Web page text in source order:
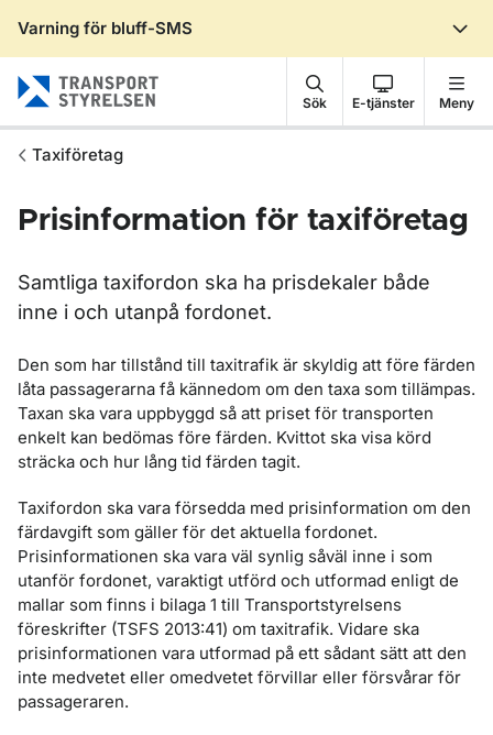
Varning för bluff-SMS
Sök E-tjänster Meny
Taxiföretag
Prisinformation för taxiföretag
Samtliga taxifordon ska ha prisdekaler både
inne i och utanpå fordonet.
Den som har tillstånd till taxitrafik är skyldig att före färden
låta passagerarna få kännedom om den taxa som tillämpas.
Taxan ska vara uppbyggd så att priset för transporten
enkelt kan bedömas före färden. Kvittot ska visa körd
sträcka och hur lång tid färden tagit.
Taxifordon ska vara försedda med prisinformation om den
färdavgift som gäller för det aktuella fordonet.
Prisinformationen ska vara väl synlig såväl inne i som
utanför fordonet, varaktigt utförd och utformad enligt de
mallar som finns i bilaga 1 till Transportstyrelsens
föreskrifter (TSFS 2013:41) om taxitrafik. Vidare ska
prisinformationen vara utformad på ett sådant sätt att den
inte medvetet eller omedvetet förvillar eller försvårar för
passageraren.